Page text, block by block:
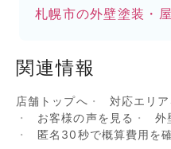
札幌市の外壁塗装・
関連情報
店舗トップへ 対応エリ
お客様の声を見る
外
匿名30秒で概算費用を